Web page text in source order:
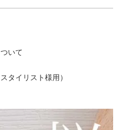
いて
タイリスト様用）